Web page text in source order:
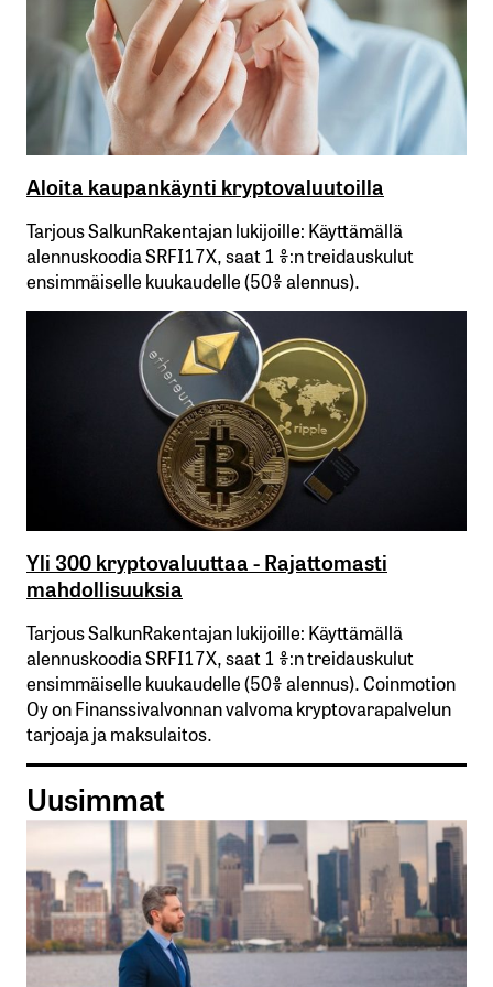
Aloita kaupankäynti kryptovaluutoilla
Tarjous SalkunRakentajan lukijoille: Käyttämällä​ ​
alennuskoodia​ ​SRFI17X,​ ​saat​ ​1 %:n treidauskulut​ ​
ensimmäiselle​ ​kuukaudelle​ ​(50%​ ​alennus).
Yli 300 kryptovaluuttaa - Rajattomasti
mahdollisuuksia
Tarjous SalkunRakentajan lukijoille: Käyttämällä​ ​
alennuskoodia​ ​SRFI17X,​ ​saat​ ​1 %:n treidauskulut​ ​
ensimmäiselle​ ​kuukaudelle​ ​(50%​ ​alennus). Coinmotion
Oy on Finanssivalvonnan valvoma kryptovarapalvelun
tarjoaja ja maksulaitos.
Uusimmat